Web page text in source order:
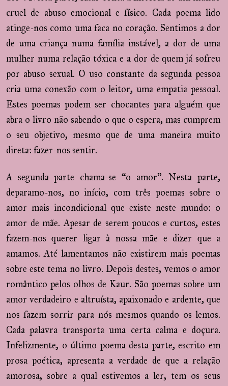
cruel de abuso emocional e físico. Cada poema lido
atinge-nos como uma faca no coração. Sentimos a dor
de uma criança numa família instável, a dor de uma
mulher numa relação tóxica e a dor de quem já sofreu
por abuso sexual. O uso constante da segunda pessoa
cria uma conexão com o leitor, uma empatia pessoal.
Estes poemas podem ser chocantes para alguém que
abra o livro não sabendo o que o espera, mas cumprem
o seu objetivo, mesmo que de uma maneira muito
direta: fazer-nos sentir.
A segunda parte chama-se “o amor”. Nesta parte,
deparamo-nos, no início, com três poemas sobre o
amor mais incondicional que existe neste mundo: o
amor de mãe. Apesar de serem poucos e curtos, estes
fazem-nos querer ligar à nossa mãe e dizer que a
amamos. Até lamentamos não existirem mais poemas
sobre este tema no livro. Depois destes, vemos o amor
romântico pelos olhos de Kaur. São poemas sobre um
amor verdadeiro e altruísta, apaixonado e ardente, que
nos fazem sorrir para nós mesmos quando os lemos.
Cada palavra transporta uma certa calma e doçura.
Infelizmente, o último poema desta parte, escrito em
prosa poética, apresenta a verdade de que a relação
amorosa, sobre a qual estivemos a ler, tem os seus